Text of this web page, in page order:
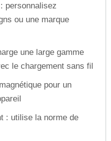
personnalisez
ou une marque
une large gamme
le chargement sans fil
pour un
: utilise la norme de